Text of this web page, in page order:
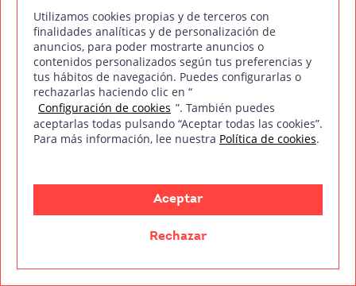
Entidad colaboradora con:
Utilizamos cookies propias y de terceros con
finalidades analíticas y de personalización de
anuncios, para poder mostrarte anuncios o
contenidos personalizados según tus preferencias y
tus hábitos de navegación. Puedes configurarlas o
rechazarlas haciendo clic en “
Configuración de cookies ”. También puedes
aceptarlas todas pulsando “Aceptar todas las cookies”.
Para más información, lee nuestra Política de cookies.
Aceptar
Rechazar